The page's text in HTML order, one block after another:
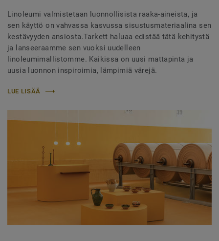
Linoleumi valmistetaan luonnollisista raaka-aineista, ja
sen käyttö on vahvassa kasvussa sisustusmateriaalina sen
kestävyyden ansiosta.Tarkett haluaa edistää tätä kehitystä
ja lanseeraamme sen vuoksi uudelleen
linoleumimallistomme. Kaikissa on uusi mattapinta ja
uusia luonnon inspiroimia, lämpimiä värejä.
LUE LISÄÄ